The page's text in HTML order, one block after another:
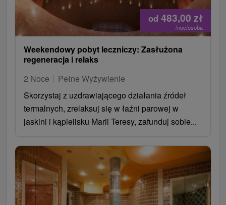
od 483,00 zł
/noc/osoba
Weekendowy pobyt leczniczy: Zasłużona
regeneracja i relaks
2 Noce
Pełne Wyżywienie
Skorzystaj z uzdrawiającego działania źródeł
termalnych, zrelaksuj się w łaźni parowej w
jaskini i kąpielisku Marii Teresy, zafunduj sobie...